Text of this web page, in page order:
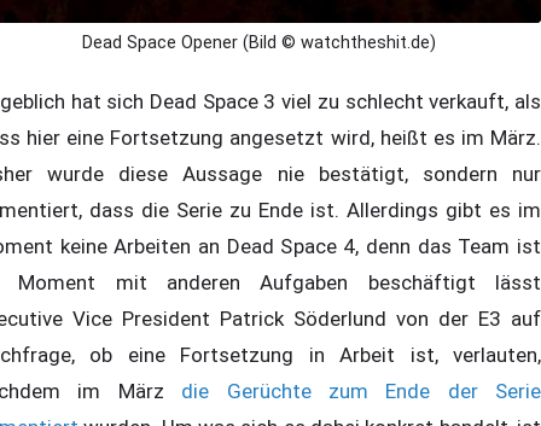
Dead Space Opener (Bild © watchtheshit.de)
hat sich Dead Space 3 viel zu schlecht verkauft, als
hier eine Fortsetzung angesetzt wird, heißt es im März.
wurde diese Aussage nie bestätigt, sondern nur
dass die Serie zu Ende ist. Allerdings gibt es im
keine Arbeiten an Dead Space 4, denn das Team ist
Moment mit anderen Aufgaben beschäftigt lässt
Vice President Patrick Söderlund von der E3 auf
ob eine Fortsetzung in Arbeit ist, verlauten,
im März die Gerüchte zum Ende der Serie